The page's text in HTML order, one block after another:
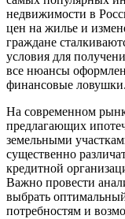
недвижимости в
цен на жилье и
граждане
условия для
все нюансы
финансовые ловушки.
На современном
предлагающих
земельными
существенно
кредитной
Важно провести
выбрать
потребностям и